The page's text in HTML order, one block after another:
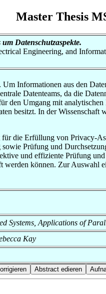
Master Thesis
Datenschutzaspekte.
Engineering, and
Informationen aus den
Datenteams, da die
den Umgang mit
besitzt. In der
die Erfüllung von Privacy-
Prüfung und
und effiziente Prüfung
können. Zur Auswahl
Systems, Applications of
Kay